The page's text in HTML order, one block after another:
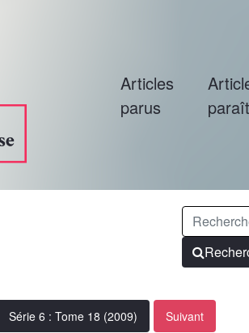
Articles
parus
Série 6 : Tome 18 (2009) Suivant